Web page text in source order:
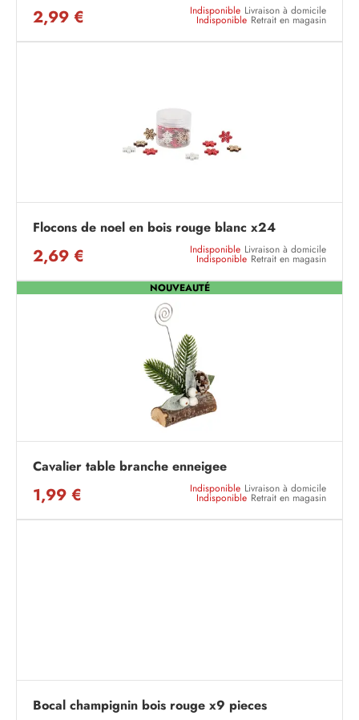
2,99 € Indisponible Livraison à domicile
Indisponible Retrait en magasin
Flocons de noel en bois rouge blanc x24
2,69 € Indisponible Livraison à domicile
Indisponible Retrait en magasin
NOUVEAUTÉ
Cavalier table branche enneigee
1,99 € Indisponible Livraison à domicile
Indisponible Retrait en magasin
Bocal champignin bois rouge x9 pieces